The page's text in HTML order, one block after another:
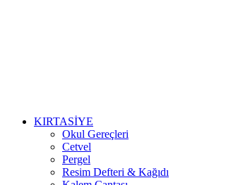
KIRTASİYE
Okul Gereçleri
Cetvel
Pergel
Resim Defteri & Kağıdı